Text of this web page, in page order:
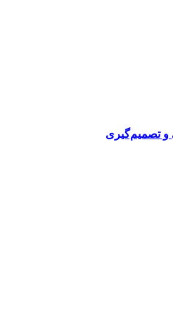
و تصمیم‌گیری